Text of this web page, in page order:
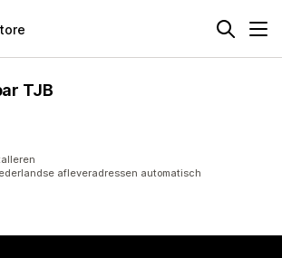
TJB
afleveradressen automatisch